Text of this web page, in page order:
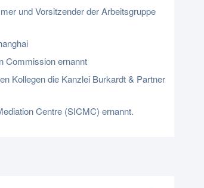
und Vorsitzender der Arbeitsgruppe
Commission ernannt
Kollegen die Kanzlei Burkardt & Partner
Centre (SICMC) ernannt.